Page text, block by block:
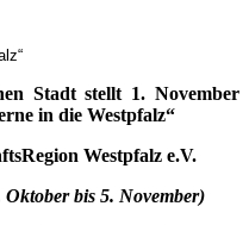
Stadt stellt 1. November
in die Westpfalz“
Westpfalz e.V.
bis 5. November)